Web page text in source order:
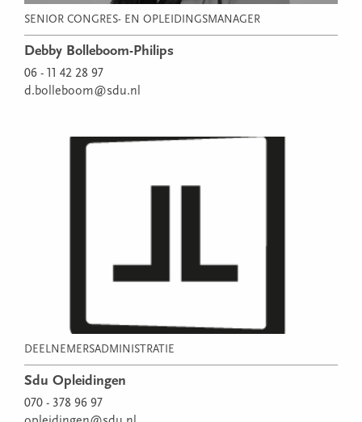
SENIOR CONGRES- EN OPLEIDINGSMANAGER
Debby Bolleboom-Philips
06 - 11 42 28 97
d.bolleboom@sdu.nl
DEELNEMERSADMINISTRATIE
Sdu Opleidingen
070 - 378 96 97